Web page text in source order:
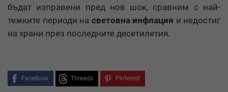
бъдат изправени пред нов шок, сравним с най-
тежките периоди на световна инфлация и недостиг
на храни през последните десетилетия.
FaceBook Threads Pinterest